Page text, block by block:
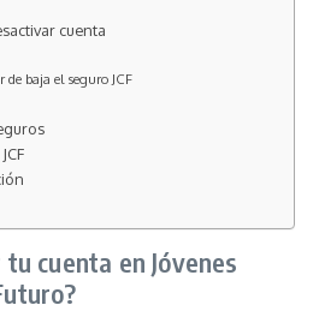
cuenta
de baja el seguro JCF
cuenta en Jóvenes